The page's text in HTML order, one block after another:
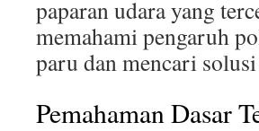
paparan udara yang
memahami pengaruh
paru dan mencari
Pemahaman Dasar